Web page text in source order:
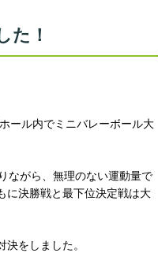
た！
ール内でミニバレーボール大
ながら、無理のない運動量で
に決勝戦と最下位決定戦は大
をしました。